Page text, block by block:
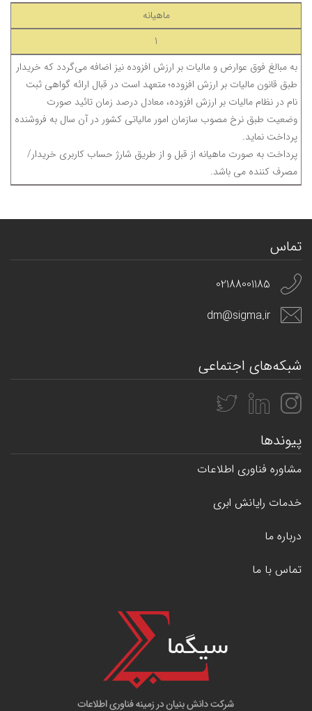
ماهیانه
1
به مبالغ فوق عوارض و مالیات بر ارزش افزوده نیز اضافه می‌گردد که خریدار
طبق قانون مالیات بر ارزش افزوده؛ متعهد است در قبال ارائه گواهی ثبت
نام در نظام مالیات بر ارزش افزوده، معادل درصد زمان تائید صورت
وضعیت طبق نرخ مصوب سازمان امور مالیاتی کشور در آن سال به فروشنده
پرداخت نماید.
پرداخت به صورت ماهیانه از قبل و از طریق شارژ حساب کاربری خریدار/
مصرف کننده می باشد.
تماس
02188001185
dm@sigma.ir
شبکه‌های اجتماعی
پیوندها
مشاوره فناوری اطلاعات
خدمات رایانش ابری
درباره ما
تماس با ما